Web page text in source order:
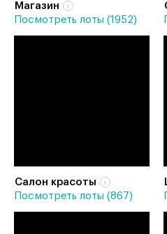
Магазин
Посмотреть лоты (1952)
Салон красоты
Посмотреть лоты (867)